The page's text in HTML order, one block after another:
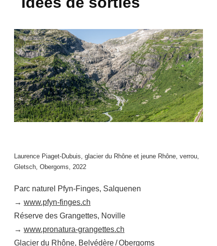
Laurence Piaget-Dubuis, glacier du Rhône et jeune Rhône, verrou,
Gletsch, Obergoms, 2022
Parc naturel Pfyn-Finges, Salquenen
→ www.pfyn-finges.ch
Réserve des Grangettes, Noville
→ www.pronatura-grangettes.ch
Glacier du Rhône, Belvédère / Obergoms